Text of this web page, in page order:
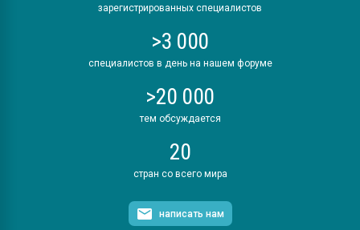
зарегистрированных специалистов
>3 000
специалистов в день на нашем форуме
>20 000
тем обсуждается
20
стран со всего мира
написать нам